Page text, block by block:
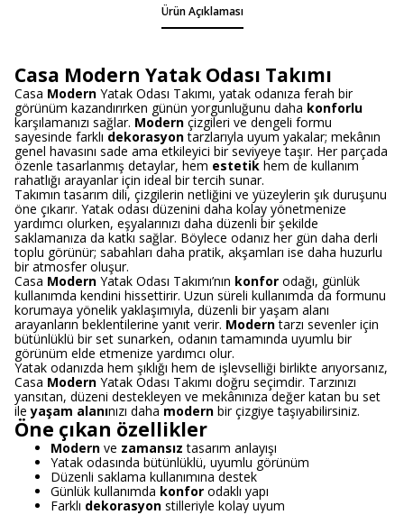
Ürün Açıklaması
Casa Modern Yatak Odası Takımı
Casa Modern Yatak Odası Takımı, yatak odanıza ferah bir
görünüm kazandırırken günün yorgunluğunu daha konforlu
karşılamanızı sağlar. Modern çizgileri ve dengeli formu
sayesinde farklı dekorasyontarzlarıyla uyum yakalar; mekânın
genel havasını sade ama etkileyici bir seviyeye taşır. Her parçada
özenle tasarlanmış detaylar, hem estetik hem de kullanım
rahatlığı arayanlar için ideal bir tercih sunar.
Takımın tasarım dili, çizgilerin netliğini ve yüzeylerin şık duruşunu
öne çıkarır. Yatak odası düzenini daha kolay yönetmenize
yardımcı olurken, eşyalarınızı daha düzenli bir şekilde
saklamanıza da katkı sağlar. Böylece odanız her gün daha derli
toplu görünür; sabahları daha pratik, akşamları ise daha huzurlu
bir atmosfer oluşur.
Casa Modern Yatak Odası Takımı’nın konfor odağı, günlük
kullanımda kendini hissettirir. Uzun süreli kullanımda da formunu
korumaya yönelik yaklaşımıyla, düzenli bir yaşam alanı
arayanların beklentilerine yanıt verir. Moderntarzı sevenler için
bütünlüklü bir set sunarken, odanın tamamında uyumlu bir
görünüm elde etmenize yardımcı olur.
Yatak odanızda hem şıklığı hem de işlevselliği birlikte arıyorsanız,
Casa Modern Yatak Odası Takımı doğru seçimdir. Tarzınızı
yansıtan, düzeni destekleyen ve mekânınıza değer katan bu set
ileyaşam alanınızı dahamodern bir çizgiye taşıyabilirsiniz.
Öne çıkan özellikler
Modern ve zamansız tasarım anlayışı
Yatak odasında bütünlüklü, uyumlu görünüm
Düzenli saklama kullanımına destek
Günlük kullanımda konfor odaklı yapı
Farklı dekorasyon stilleriyle kolay uyum